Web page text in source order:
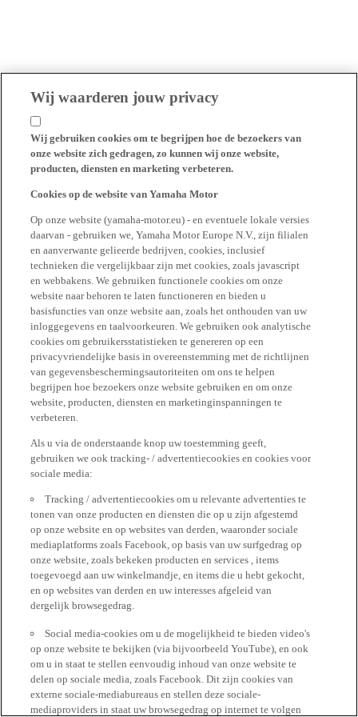
Wij waarderen jouw privacy
Wij gebruiken cookies om te begrijpen hoe de bezoekers van
onze website zich gedragen, zo kunnen wij onze website,
producten, diensten en marketing verbeteren.
Cookies op de website van Yamaha Motor
Op onze website (yamaha-motor.eu) - en eventuele lokale versies
daarvan - gebruiken we, Yamaha Motor Europe N.V., zijn filialen
en aanverwante gelieerde bedrijven, cookies, inclusief
technieken die vergelijkbaar zijn met cookies, zoals javascript
en webbakens. We gebruiken functionele cookies om onze
website naar behoren te laten functioneren en bieden u
basisfuncties van onze website aan, zoals het onthouden van uw
inloggegevens en taalvoorkeuren. We gebruiken ook analytische
cookies om gebruikersstatistieken te genereren op een
privacyvriendelijke basis in overeenstemming met de richtlijnen
van gegevensbeschermingsautoriteiten om ons te helpen
begrijpen hoe bezoekers onze website gebruiken en om onze
website, producten, diensten en marketinginspanningen te
verbeteren.
Als u via de onderstaande knop uw toestemming geeft,
gebruiken we ook tracking- / advertentiecookies en cookies voor
sociale media:
Tracking / advertentiecookies om u relevante advertenties te
tonen van onze producten en diensten die op u zijn afgestemd
op onze website en op websites van derden, waaronder sociale
mediaplatforms zoals Facebook, op basis van uw surfgedrag op
onze website, zoals bekeken producten en services , items
toegevoegd aan uw winkelmandje, en items die u hebt gekocht,
en op websites van derden en uw interesses afgeleid van
dergelijk browsegedrag.
Social media-cookies om u de mogelijkheid te bieden video's
op onze website te bekijken (via bijvoorbeeld YouTube), en ook
om u in staat te stellen eenvoudig inhoud van onze website te
delen op sociale media, zoals Facebook. Dit zijn cookies van
externe sociale-mediabureaus en stellen deze sociale-
mediaproviders in staat uw browsegedrag op internet te volgen